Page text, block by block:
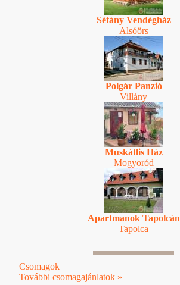
Sétány Vendégház
Alsóörs
Polgár Panzió
Villány
Muskátlis Ház
Mogyoród
Apartmanok Tapolcán
Tapolca
Csomagok
További csomagajánlatok »